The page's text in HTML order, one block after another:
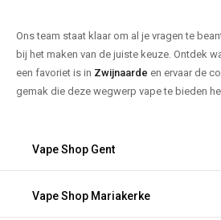
Ons team staat klaar om al je vragen te
bij het maken van de juiste keuze. Ontdek
een favoriet is in Zwijnaarde en ervaar de
gemak die deze wegwerp vape te bieden
Vape Shop Gent
Vape Shop Mariakerke